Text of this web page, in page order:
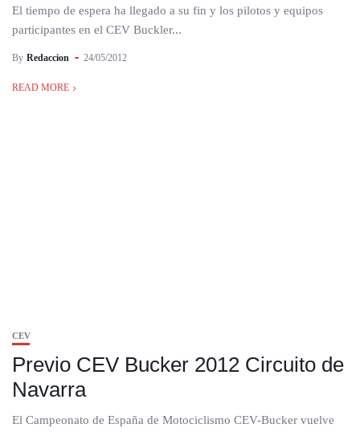
El tiempo de espera ha llegado a su fin y los pilotos y equipos
participantes en el CEV Buckler...
By Redaccion 24/05/2012
READ MORE
CEV
Previo CEV Bucker 2012 Circuito de
Navarra
El Campeonato de España de Motociclismo CEV-Bucker vuelve